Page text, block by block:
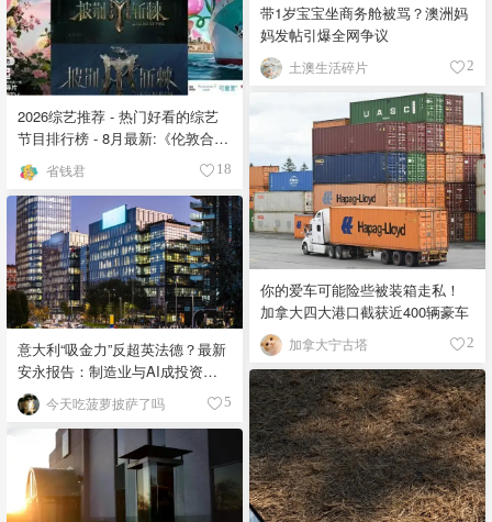
2026综艺推荐 - 热门好看的综艺
节目排行榜 - 8月最新:《​​伦敦合伙
人》回归啦
省钱君 18
带1岁宝宝坐商务舱被骂？澳洲妈
妈发帖引爆全网争议
土澳生活碎片 2
你的爱车可能险些被装箱走私！
加拿大四大港口截获近400辆豪车
加拿大宁古塔 2
意大利“吸金力”反超英法德？最新
安永报告：制造业与AI成投资新
宠！ 今天吃菠萝披萨了吗 5